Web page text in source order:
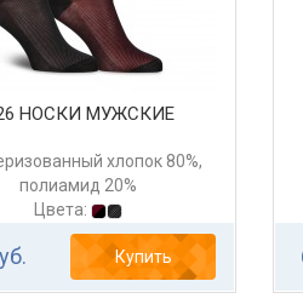
НОСКИ МУЖСКИЕ
хлопок 80%,
полиамид 20%
Цвета:
Купить